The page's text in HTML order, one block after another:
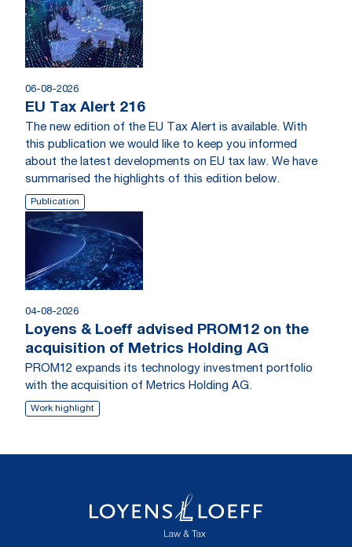
06-08-2026
EU Tax Alert 216
The new edition of the EU Tax Alert is available. With
this publication we would like to keep you informed
about the latest developments on EU tax law. We have
summarised the highlights of this edition below.
Publication
04-08-2026
Loyens & Loeff advised PROM12 on the
acquisition of Metrics Holding AG
PROM12 expands its technology investment portfolio
with the acquisition of Metrics Holding AG.
Work highlight